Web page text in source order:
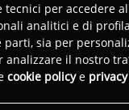
tecnici per accedere
analitici e di
parti, sia per
analizzare il nostro
cookie policye